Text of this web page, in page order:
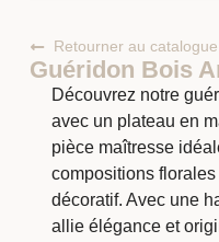
Retourner au catalogue
Guéridon Bois
Découvrez notre
avec un plateau en
pièce maîtresse
compositions florales
décoratif. Avec une
allie élégance et